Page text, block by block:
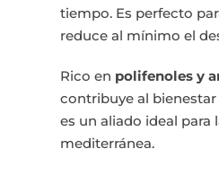
tiempo. Es perfecto
reduce al mínimo el
Rico en polifenoles y
contribuye al
es un aliado ideal para
mediterránea.